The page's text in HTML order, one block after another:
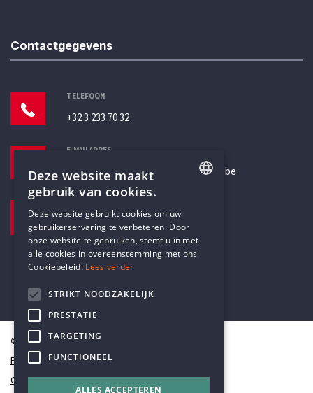
Contactgegevens
TELEFOON
+32 3 233 70 32
E-MAILADRES
secretariaat@humanistischverbond.be
Pottenbrug 4
Antwerpen, 2000
© Humanistisch Verbond 2026
Privacy
Cookiestatement
DUTCH
Deze website maakt
gebruik van cookies.
Deze website gebruikt cookies om uw
gebruikerservaring te verbeteren. Door
onze website te gebruiken, stemt u in met
alle cookies in overeenstemming met ons
Cookiebeleid. Lees verder
STRIKT NOODZAKELIJK
PRESTATIE
TARGETING
FUNCTIONEEL
ALLES ACCEPTEREN